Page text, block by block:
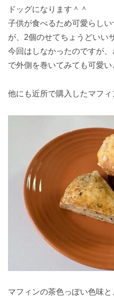
ドッグになります＾＾
子供が食べるため可愛らし
が、2個のせてちょうどいい
今回はしなかったのですが
で外側を巻いてみても可愛い
他にも近所で購入したマフ
マフィンの茶色っぽい色味